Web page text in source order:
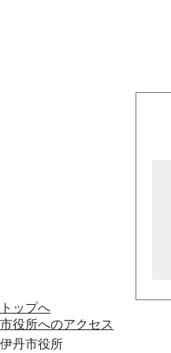
トップへ
市役所へのアクセス
伊丹市役所